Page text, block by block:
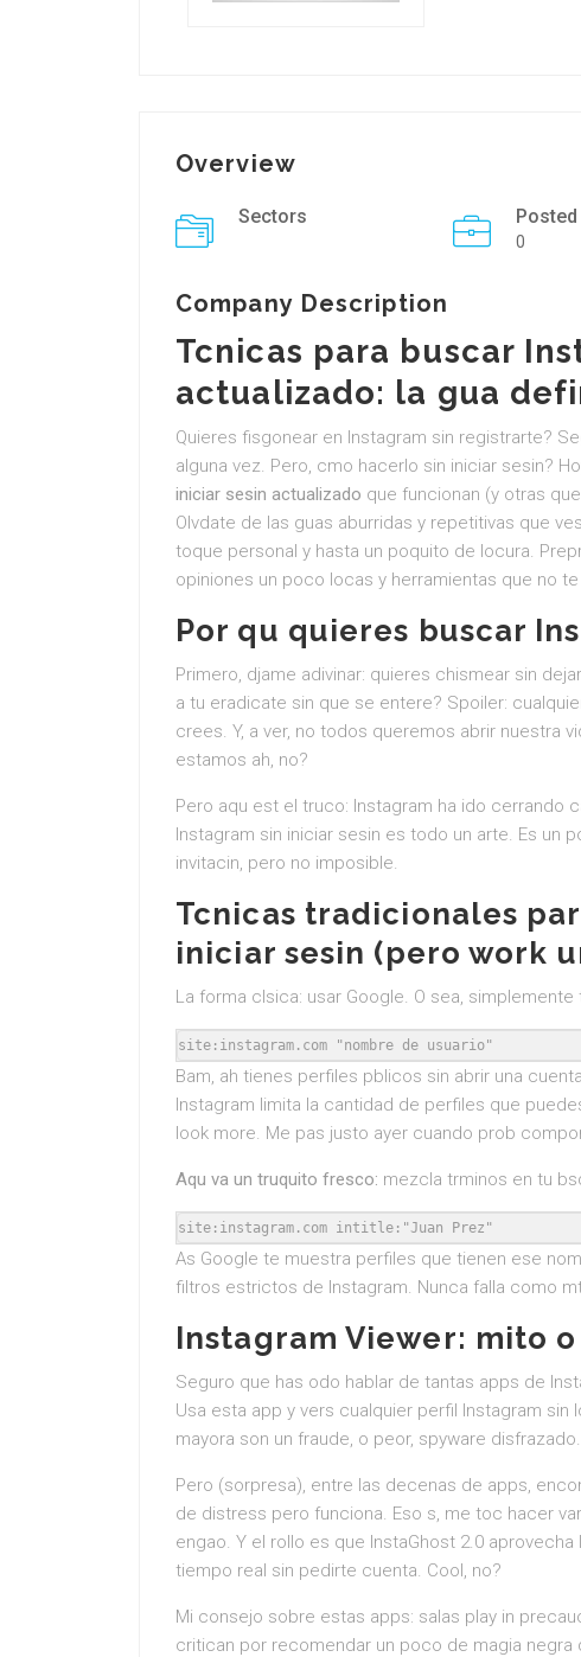
Overview
Sectors
0
Company Description
Tcnicas para buscar
actualizado: la gua
Quieres fisgonear en Instagram sin registrarte?
alguna vez. Pero, cmo hacerlo sin iniciar sesin?
iniciar sesin actualizado que funcionan (y otras
Olvdate de las guas aburridas y repetitivas que
toque personal y hasta un poquito de locura.
opiniones un poco locas y herramientas que no
Por qu quieres buscar
Primero, djame adivinar: quieres chismear sin
a tu eradicate sin que se entere? Spoiler:
crees. Y, a ver, no todos queremos abrir nuestra
estamos ah, no?
Pero aqu est el truco: Instagram ha ido cerrando
Instagram sin iniciar sesin es todo un arte. Es un
invitacin, pero no imposible.
Tcnicas tradicionales
iniciar sesin (pero work
La forma clsica: usar Google. O sea,
Bam, ah tienes perfiles pblicos sin abrir una
Instagram limita la cantidad de perfiles que
look more. Me pas justo ayer cuando prob
Aqu va un truquito fresco: mezcla trminos en tu
As Google te muestra perfiles que tienen ese
filtros estrictos de Instagram. Nunca falla como
Instagram Viewer: mito
Seguro que has odo hablar de tantas apps de
Usa esta app y vers cualquier perfil Instagram
mayora son un fraude, o peor, spyware disfrazado.
Pero (sorpresa), entre las decenas de apps,
de distress pero funciona. Eso s, me toc hacer
engao. Y el rollo es que InstaGhost 2.0
tiempo real sin pedirte cuenta. Cool, no?
Mi consejo sobre estas apps: salas play in
critican por recomendar un poco de magia